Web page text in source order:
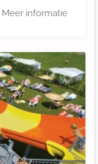
Meer informatie